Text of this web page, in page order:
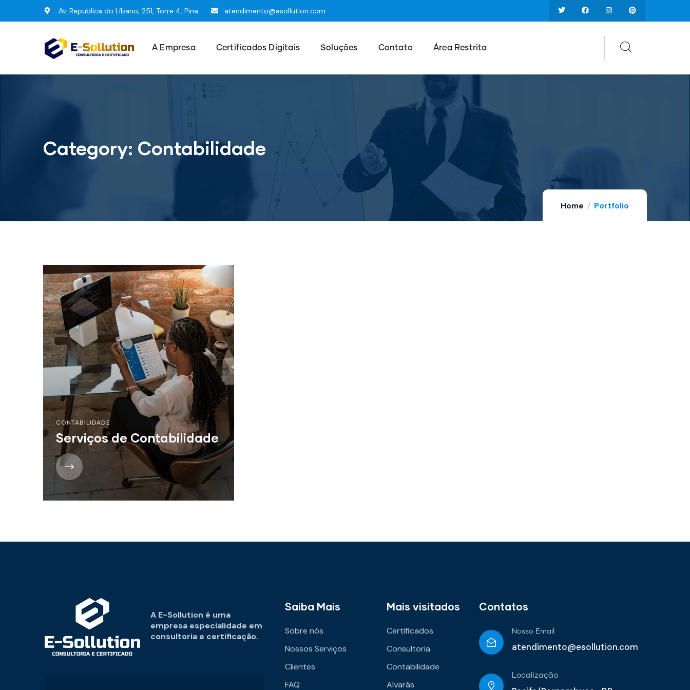
Av. Republica do Líbano, 251, Torre 4, Pina atendimento@esollution.com
A Empresa Certificados Digitais Soluções Contato Área Restrita
Category: Contabilidade
Home Portfolio
CONTABILIDADE
Serviços de Contabilidade
A E-Sollution é uma
empresa especialidade em
consultoria e certificação.
Saiba Mais
Sobre nós
Nossos Serviços
Clientes
FAQ
Mais visitados
Certificados
Consultoria
Contabilidade
Alvarás
Contatos
Nosso Email
atendimento@esollution.com
Localização